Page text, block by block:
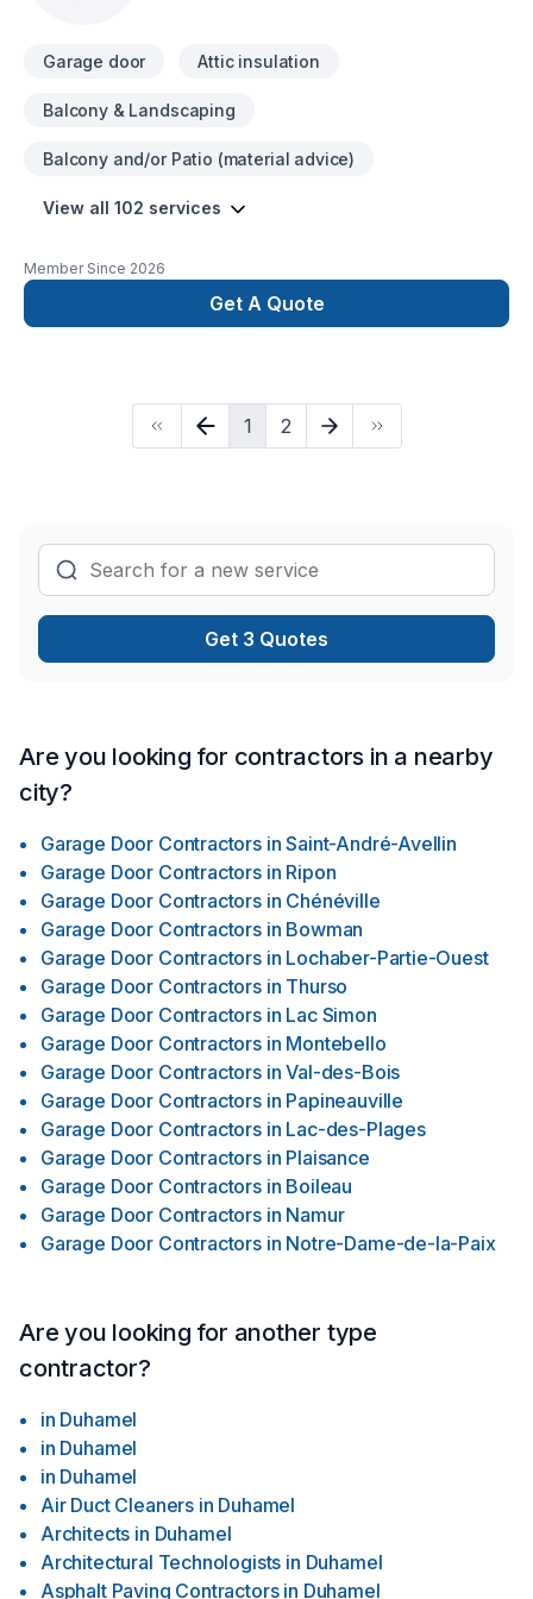
Garage door Attic insulation
Balcony & Landscaping
Balcony and/or Patio (material advice)
View all 102 services
Member Since 2026
Get A Quote
1 2
Get 3 Quotes
Are you looking for contractors in a nearby
city?
Garage Door Contractors in Saint-André-Avellin
Garage Door Contractors in Ripon
Garage Door Contractors in Chénéville
Garage Door Contractors in Bowman
Garage Door Contractors in Lochaber-Partie-Ouest
Garage Door Contractors in Thurso
Garage Door Contractors in Lac Simon
Garage Door Contractors in Montebello
Garage Door Contractors in Val-des-Bois
Garage Door Contractors in Papineauville
Garage Door Contractors in Lac-des-Plages
Garage Door Contractors in Plaisance
Garage Door Contractors in Boileau
Garage Door Contractors in Namur
Garage Door Contractors in Notre-Dame-de-la-Paix
Are you looking for another type
contractor?
in Duhamel
in Duhamel
in Duhamel
Air Duct Cleaners in Duhamel
Architects in Duhamel
Architectural Technologists in Duhamel
Asphalt Paving Contractors in Duhamel